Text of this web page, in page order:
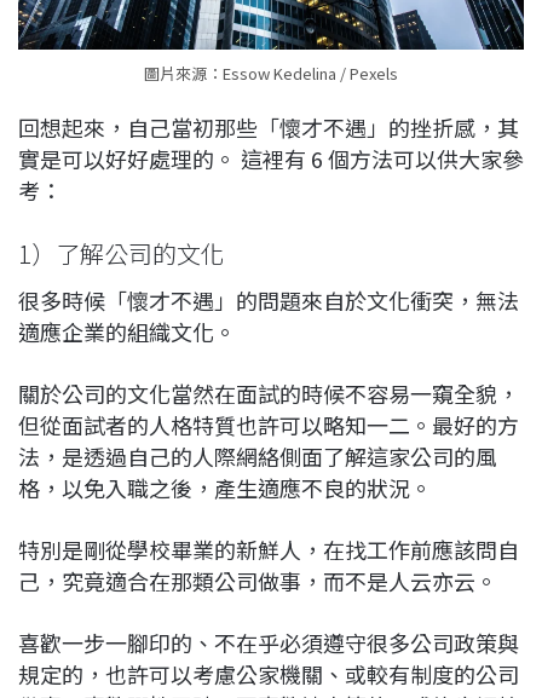
圖片來源：Essow Kedelina / Pexels
回想起來，自己當初那些「懷才不遇」的挫折感，其
實是可以好好處理的。 這裡有 6 個方法可以供大家參
考：
1）了解公司的文化
很多時候「懷才不遇」的問題來自於文化衝突，無法
適應企業的組織文化。
關於公司的文化當然在面試的時候不容易一窺全貌，
但從面試者的人格特質也許可以略知一二。最好的方
法，是透過自己的人際網絡側面了解這家公司的風
格，以免入職之後，產生適應不良的狀況。
特別是剛從學校畢業的新鮮人，在找工作前應該問自
己，究竟適合在那類公司做事，而不是人云亦云。
喜歡一步一腳印的、不在乎必須遵守很多公司政策與
規定的，也許可以考慮公家機關、或較有制度的公司